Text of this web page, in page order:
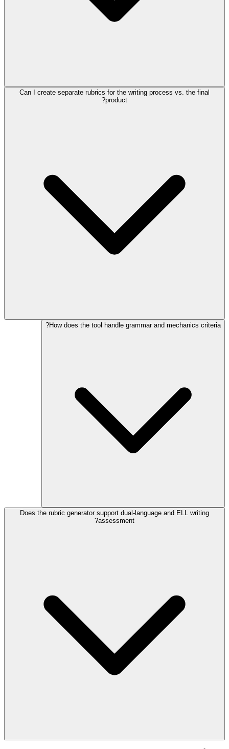
Can I create separate rubrics for the writing process vs. the final
product?
How does the tool handle grammar and mechanics criteria?
Does the rubric generator support dual-language and ELL writing
assessment?